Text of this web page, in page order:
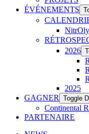
ÉVÉNEMENTS
2026
2025
GAGNER
Toggle
Continental
PARTENAIRE